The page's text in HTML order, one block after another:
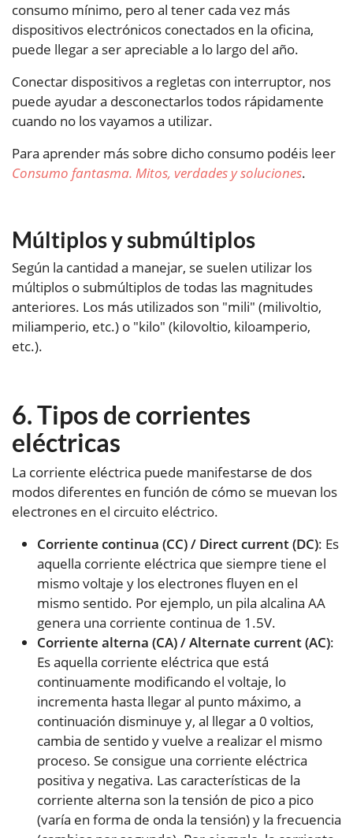
consumo mínimo, pero al tener cada vez más
dispositivos electrónicos conectados en la oficina,
puede llegar a ser apreciable a lo largo del año.
Conectar dispositivos a regletas con interruptor, nos
puede ayudar a desconectarlos todos rápidamente
cuando no los vayamos a utilizar.
Para aprender más sobre dicho consumo podéis leer
Consumo fantasma. Mitos, verdades y soluciones.
Múltiplos y submúltiplos
Según la cantidad a manejar, se suelen utilizar los
múltiplos o submúltiplos de todas las magnitudes
anteriores. Los más utilizados son "mili" (milivoltio,
miliamperio, etc.) o "kilo" (kilovoltio, kiloamperio,
etc.).
Tipos de corrientes
eléctricas
La corriente eléctrica puede manifestarse de dos
modos diferentes en función de cómo se muevan los
electrones en el circuito eléctrico.
Corriente continua (CC) / Direct current (DC): Es
aquella corriente eléctrica que siempre tiene el
mismo voltaje y los electrones fluyen en el
mismo sentido. Por ejemplo, un pila alcalina AA
genera una corriente continua de 1.5V.
Corriente alterna (CA) / Alternate current (AC):
Es aquella corriente eléctrica que está
continuamente modificando el voltaje, lo
incrementa hasta llegar al punto máximo, a
continuación disminuye y, al llegar a 0 voltios,
cambia de sentido y vuelve a realizar el mismo
proceso. Se consigue una corriente eléctrica
positiva y negativa. Las características de la
corriente alterna son la tensión de pico a pico
(varía en forma de onda la tensión) y la frecuencia